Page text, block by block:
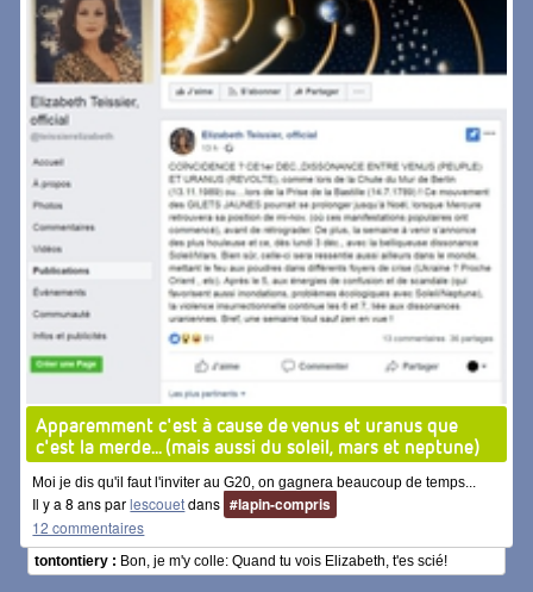
Apparemment c'est à cause de venus et uranus que
c'est la merde... (mais aussi du soleil, mars et neptune)
Moi je dis qu'il faut l'inviter au G20, on gagnera beaucoup de temps...
Il y a 8 ans parlescouetdans #lapin-compris
12 commentaires
tontontiery : Bon, je m'y colle: Quand tu vois Elizabeth, t'es scié!